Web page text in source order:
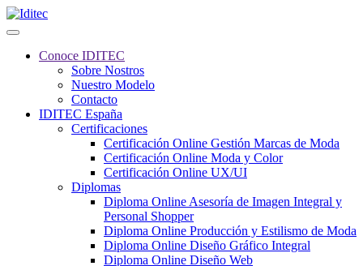
Conoce IDITEC
Sobre Nostros
Nuestro Modelo
Contacto
IDITEC España
Certificaciones
Certificación Online Gestión Marcas de Moda
Certificación Online Moda y Color
Certificación Online UX/UI
Diplomas
Diploma Online Asesoría de Imagen Integral y
Personal Shopper
Diploma Online Producción y Estilismo de Moda
Diploma Online Diseño Gráfico Integral
Diploma Online Diseño Web